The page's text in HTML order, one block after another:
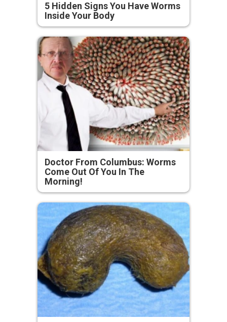
5 Hidden Signs You Have Worms
Inside Your Body
Doctor From Columbus: Worms
Come Out Of You In The
Morning!